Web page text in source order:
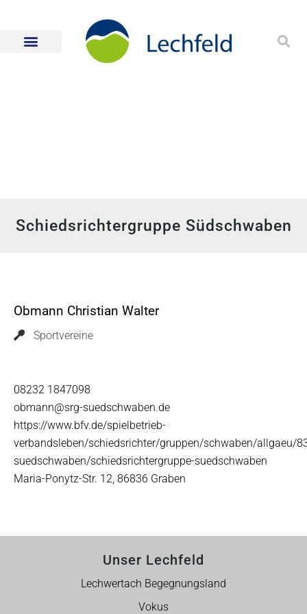
Schiedsrichtergruppe Südschwaben
Obmann Christian Walter
Sportvereine
08232 1847098
obmann@srg-suedschwaben.de
https://www.bfv.de/spielbetrieb-
verbandsleben/schiedsrichter/gruppen/schwaben/allgaeu/
suedschwaben/schiedsrichtergruppe-suedschwaben
Maria-Ponytz-Str. 12, 86836 Graben
Unser Lechfeld
Lechwertach Begegnungsland
Vokus